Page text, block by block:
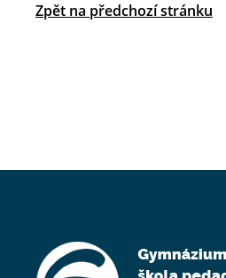
Zpět na předchozí stránku